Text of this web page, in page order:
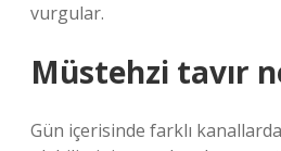
vurgular.
Müstehzi tavır
Gün içerisinde farklı